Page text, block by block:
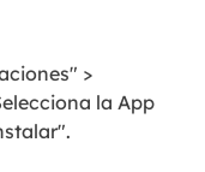
>
la App